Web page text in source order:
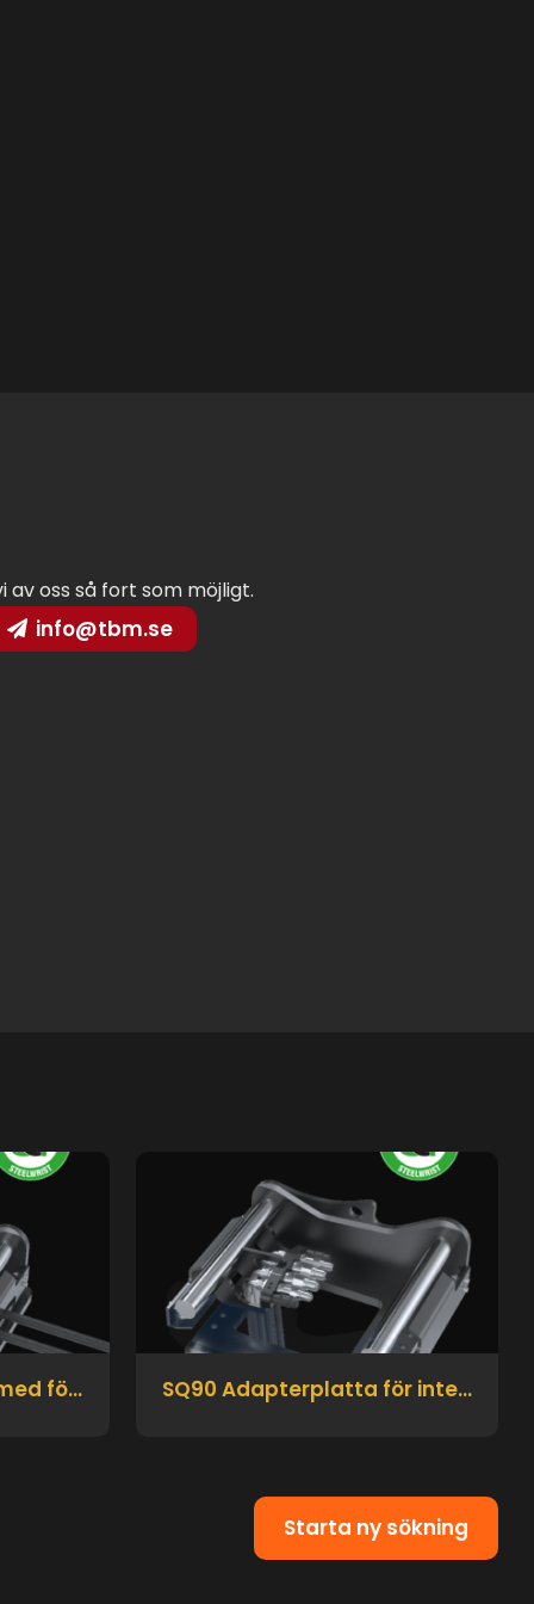
av oss så fort som möjligt.
info@tbm.se
SQ90 Adapterplatta med fördelningsblock SQ90 Adapterplatta för intern slangdragning
Starta ny sökning